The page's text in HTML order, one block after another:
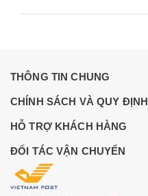
THÔNG TIN CHUNG
CHÍNH SÁCH VÀ QUY ĐỊNH
HỖ TRỢ KHÁCH HÀNG
ĐỐI TÁC VẬN CHUYỂN